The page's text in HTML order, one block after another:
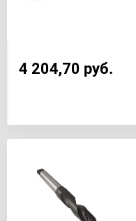
4 204,70 руб.